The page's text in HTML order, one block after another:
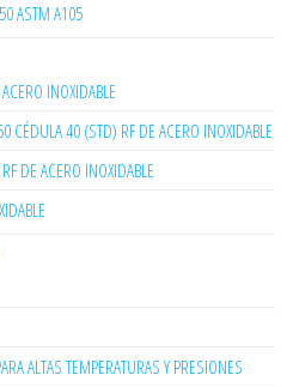
ASTM A105
INOXIDABLE
CÉDULA 40 (STD) RF DE ACERO INOXIDABLE
DE ACERO INOXIDABLE
ALTAS TEMPERATURAS Y PRESIONES